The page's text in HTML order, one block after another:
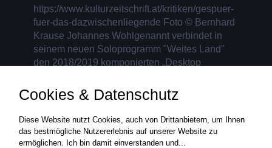
https://www.kulturzeitschrift.at/kritiken/gespuer-
fuer-das-dazwischenliegende Foto © Bernhard
Krause Johannes Wohlgenannt verbindet in
seinem neuen Soloprogramm "Weites Land"
den 2018/2019 komponierten „Desktop
Read More
Cookies & Datenschutz
Diese Website nutzt Cookies, auch von Drittanbietern, um Ihnen
das bestmögliche Nutzererlebnis auf unserer Website zu
ermöglichen. Ich bin damit einverstanden und...